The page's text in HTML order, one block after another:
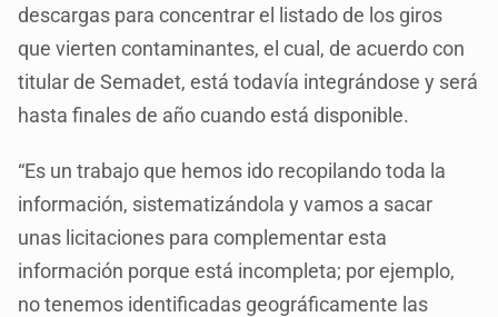
descargas para concentrar el listado de los giros
que vierten contaminantes, el cual, de acuerdo con
titular de Semadet, está todavía integrándose y será
hasta finales de año cuando está disponible.
“Es un trabajo que hemos ido recopilando toda la
información, sistematizándola y vamos a sacar
unas licitaciones para complementar esta
información porque está incompleta; por ejemplo,
no tenemos identificadas geográficamente las